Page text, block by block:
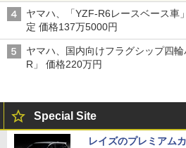
ヤマハ、「YZF-R6レースベース車
定 価格137万5000円
ヤマハ、国内向けフラグシップ四
R」 価格220万円
Special Site
レイズのプレミアム